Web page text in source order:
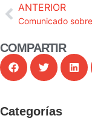
ANTERIOR
COMPARTIR
Categorías